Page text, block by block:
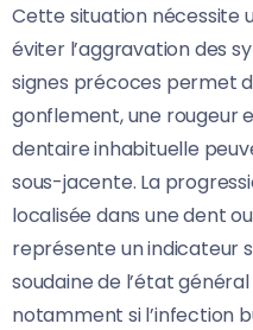
Cette situation nécessite
éviter l’aggravation des
signes précoces permet
gonflement, une rougeur
dentaire inhabituelle
sous-jacente. La
localisée dans une dent
représente un indicateur
soudaine de l’état
notamment si l’infection